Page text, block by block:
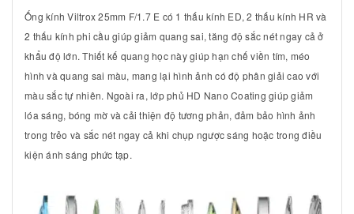
Ống kính Viltrox 25mm F/1.7 E có 1 thấu kính ED, 2 thấu kính HR và
2 thấu kính phi cầu giúp giảm quang sai, tăng độ sắc nét ngay cả ở
khẩu độ lớn. Thiết kế quang học này giúp hạn chế viền tím, méo
hình và quang sai màu, mang lại hình ảnh có độ phân giải cao với
màu sắc tự nhiên. Ngoài ra, lớp phủ HD Nano Coating giúp giảm
lóa sáng, bóng mờ và cải thiện độ tương phản, đảm bảo hình ảnh
trong trẻo và sắc nét ngay cả khi chụp ngược sáng hoặc trong điều
kiện ánh sáng phức tạp.